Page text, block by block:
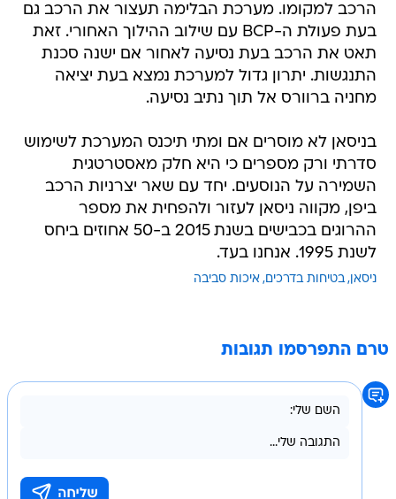
הרכב למקומו. מערכת הבלימה תעצור את הרכב גם
בעת פעולת ה-BCP עם שילוב ההילוך האחורי. זאת
תאט את הרכב בעת נסיעה לאחור אם ישנה סכנת
התנגשות. יתרון גדול למערכת נמצא בעת יציאה
מחניה ברוורס אל תוך נתיב נסיעה.
בניסאן לא מוסרים אם ומתי תיכנס המערכת לשימוש
סדרתי ורק מספרים כי היא חלק מאסטרטגית
השמירה על הנוסעים. יחד עם שאר יצרניות הרכב
ביפן, מקווה ניסאן לעזור ולהפחית את מספר
ההרוגים בכבישים בשנת 2015 ב-50 אחוזים ביחס
לשנת 1995. אנחנו בעד.
ניסאן בטיחות בדרכים איכות סביבה
טרם התפרסמו תגובות